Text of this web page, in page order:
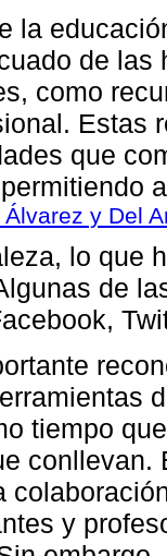
la
de
como
Estas
que
y Del
lo que
de
tiempo
conllevan.
y